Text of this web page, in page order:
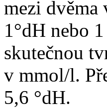
mezi
1°dH nebo
skutečnou
v mmol/l.
5,6 °dH.